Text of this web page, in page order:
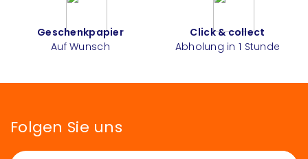
Geschenkpapier
Auf Wunsch
Click & collect
Abholung in 1 Stunde
Folgen Sie uns